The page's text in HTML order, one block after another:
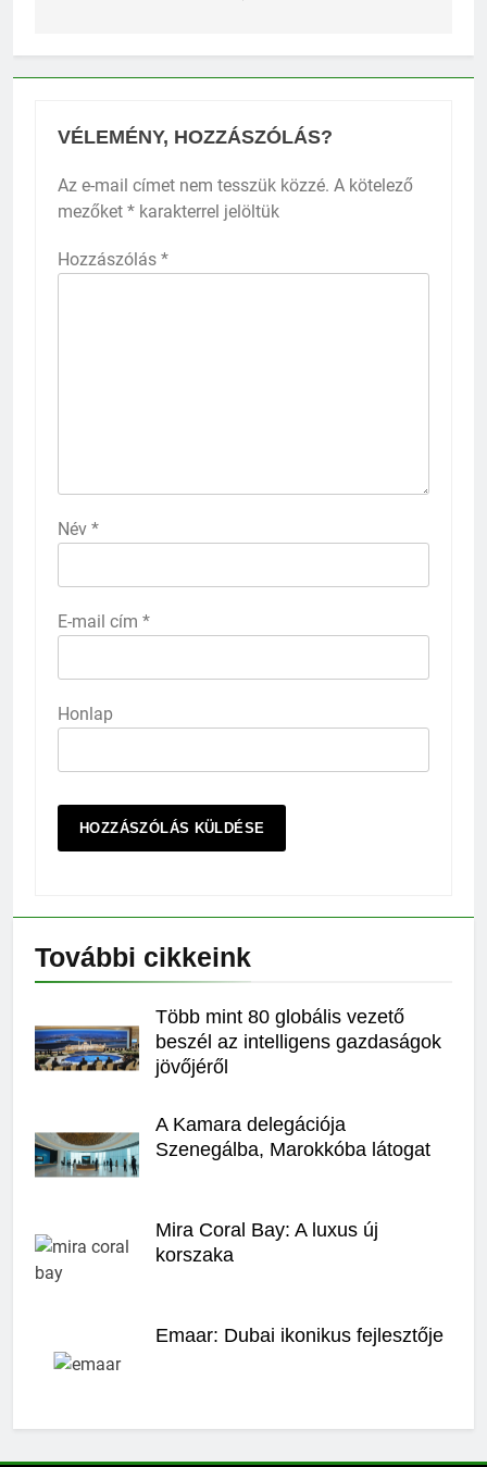
VÉLEMÉNY, HOZZÁSZÓLÁS?
Az e-mail címet nem tesszük közzé. A kötelező
mezőket * karakterrel jelöltük
Hozzászólás *
Név *
E-mail cím *
Honlap
További cikkeink
Több mint 80 globális vezető
beszél az intelligens gazdaságok
jövőjéről
A Kamara delegációja
Szenegálba, Marokkóba látogat
Mira Coral Bay: A luxus új
korszaka
Emaar: Dubai ikonikus fejlesztője